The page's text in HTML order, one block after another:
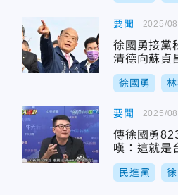
要聞
徐國勇接黨
清德向蘇貞
徐國勇
2025/
要聞
傳徐國勇
嘆：這就是
民進黨
2025/